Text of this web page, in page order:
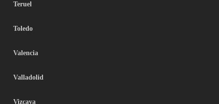
Teruel
Toledo
Valencia
Valladolid
Vizcaya